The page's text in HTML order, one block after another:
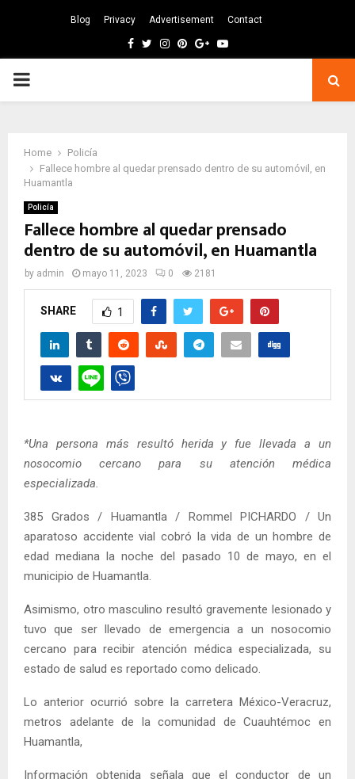
Blog Privacy Advertisement Contact
Facebook
TwitterInstagram
Pinterest
GoogleYoutube
PRIMARY
Home
Policía
Fallece hombre al quedar prensado dentro de su automóvil, en
Huamantla
Policía
Fallece hombre al quedar prensado
dentro de su automóvil, en Huamantla
by admin mayo 11, 2023 0 2181
SHARE 1
*Una persona más resultó herida y fue llevada a un
nosocomio cercano para su atención médica
especializada.
385 Grados / Huamantla / Rommel PICHARDO / Un
aparatoso accidente vial cobró la vida de un hombre de
edad mediana la noche del pasado 10 de mayo, en el
municipio de Huamantla.
Asimismo, otro masculino resultó gravemente lesionado y
tuvo que ser llevado de emergencia a un nosocomio
cercano para recibir atención médica especializada, su
estado de salud es reportado como delicado.
Lo anterior ocurrió sobre la carretera México-Veracruz,
metros adelante de la comunidad de Cuauhtémoc en
Huamantla,
Información obtenida señala que el conductor de un